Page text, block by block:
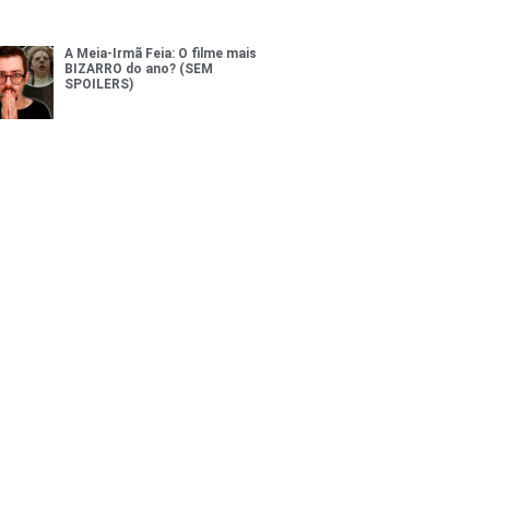
A Meia-Irmã Feia: O filme mais
BIZARRO do ano? (SEM
SPOILERS)